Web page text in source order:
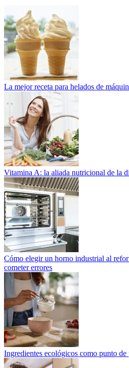
La mejor receta para helados de
Vitamina A: la aliada nutricional de la
Cómo elegir un horno industrial al
cometer errores
Ingredientes ecológicos como punto de